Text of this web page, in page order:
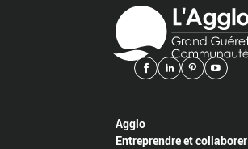
Agglo
Entreprendre et collaborer